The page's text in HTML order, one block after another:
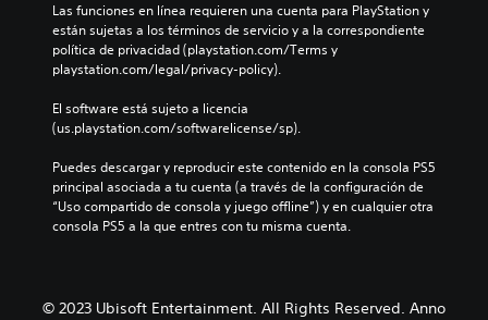
Las funciones en línea requieren una cuenta para PlayStation y
están sujetas a los términos de servicio y a la correspondiente
política de privacidad (playstation.com/Terms y
playstation.com/legal/privacy-policy).
El software está sujeto a licencia
(us.playstation.com/softwarelicense/sp).
Puedes descargar y reproducir este contenido en la consola PS5
principal asociada a tu cuenta (a través de la configuración de
“Uso compartido de consola y juego offline”) y en cualquier otra
consola PS5 a la que entres con tu misma cuenta.
© 2023 Ubisoft Entertainment. All Rights Reserved. Anno